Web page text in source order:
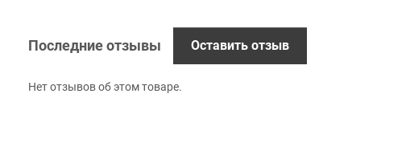
Последние отзывы Оставить отзыв
Нет отзывов об этом товаре.